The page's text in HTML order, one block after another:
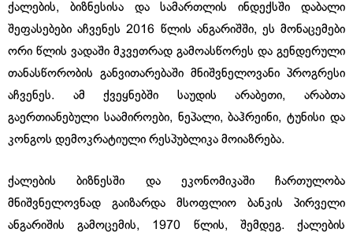
ქალების, ბიზნესისა და სამართლის ინდექსში დაბალი
შეფასებები აჩვენეს 2016 წლის ანგარიშში, ეს მონაცემები
ორი წლის ვადაში მკვეთრად გამოასწორეს და გენდერული
თანასწორობის განვითარებაში მნიშვნელოვანი პროგრესი
აჩვენეს. ამ ქვეყნებში საუდის არაბეთი, არაბთა
გაერთიანებული საამიროები, ნეპალი, ბაჰრეინი, ტუნისი და
კონგოს დემოკრატიული რესპუბლიკა მოიაზრება.
ქალების ბიზნესში და ეკონომიკაში ჩართულობა
მნიშვნელოვნად გაიზარდა მსოფლიო ბანკის პირველი
ანგარიშის გამოცემის, 1970 წლის, შემდეგ. ქალების